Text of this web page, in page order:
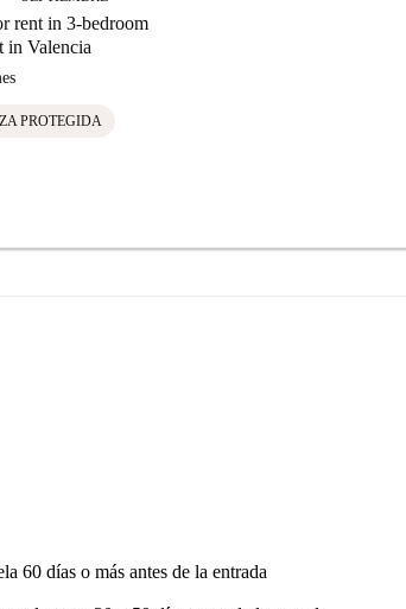
rent in 3-bedroom
in Valencia
PROTEGIDA
60 días o más antes de la entrada